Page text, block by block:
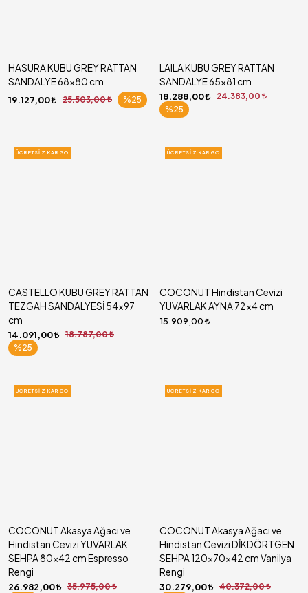
HASURA KUBU GREY RATTAN
SANDALYE 68x80 cm
19.127,00 25.503,00 %25
LAILA KUBU GREY RATTAN
SANDALYE 65x81 cm
18.288,00
24.383,00
%25
ÜCRETSIZ KARGO
CASTELLO KUBU GREY RATTAN
TEZGAH SANDALYESİ 54x97
cm
14.091,00
18.787,00
%25
ÜCRETSIZ KARGO
COCONUT Hindistan Cevizi
YUVARLAK AYNA 72x4 cm
15.909,00
ÜCRETSIZ KARGO
COCONUT Akasya Ağacı ve
Hindistan Cevizi YUVARLAK
SEHPA 80x42 cm Espresso
Rengi
26.982,00
35.975,00
ÜCRETSIZ KARGO
COCONUT Akasya Ağacı ve
Hindistan Cevizi DİKDÖRTGEN
SEHPA 120x70x42 cm Vanilya
Rengi
30.279,00
40.372,00